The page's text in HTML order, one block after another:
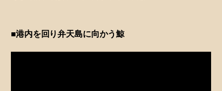
■港内を回り弁天島に向かう鯨